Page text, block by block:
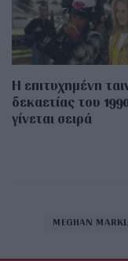
Η επιτυχημένη
δεκαετίας του
γίνεται σειρά
MEGHAN